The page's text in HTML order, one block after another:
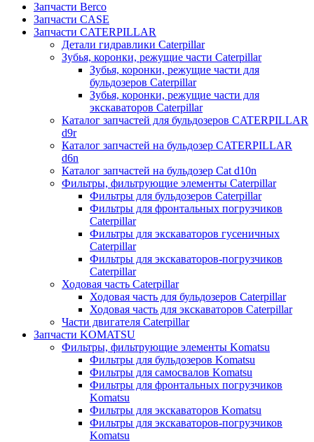
Запчасти Berco
Запчасти CASE
Запчасти CATERPILLAR
Детали гидравлики Caterpillar
Зубья, коронки, режущие части Caterpillar
Зубья, коронки, режущие части для
бульдозеров Caterpillar
Зубья, коронки, режущие части для
экскаваторов Caterpillar
Каталог запчастей для бульдозеров CATERPILLAR
d9r
Каталог запчастей на бульдозер CATERPILLAR
d6n
Каталог запчастей на бульдозер Сat d10n
Фильтры, фильтрующие элементы Caterpillar
Фильтры для бульдозеров Caterpillar
Фильтры для фронтальных погрузчиков
Caterpillar
Фильтры для экскаваторов гусеничных
Caterpillar
Фильтры для экскаваторов-погрузчиков
Caterpillar
Ходовая часть Caterpillar
Ходовая часть для бульдозеров Caterpillar
Ходовая часть для экскаваторов Caterpillar
Части двигателя Caterpillar
Запчасти KOMATSU
Фильтры, фильтрующие элементы Komatsu
Фильтры для бульдозеров Komatsu
Фильтры для самосвалов Komatsu
Фильтры для фронтальных погрузчиков
Komatsu
Фильтры для экскаваторов Komatsu
Фильтры для экскаваторов-погрузчиков
Komatsu